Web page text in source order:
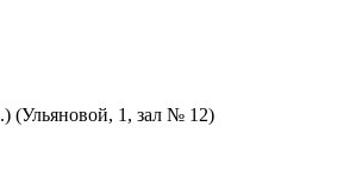
(Ульяновой, 1, зал № 12)